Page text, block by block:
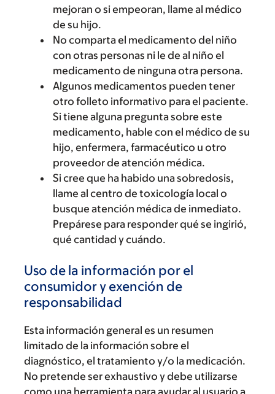
mejoran o si empeoran, llame al médico
de su hijo.
No comparta el medicamento del niño
con otras personas ni le de al niño el
medicamento de ninguna otra persona.
Algunos medicamentos pueden tener
otro folleto informativo para el paciente.
Si tiene alguna pregunta sobre este
medicamento, hable con el médico de su
hijo, enfermera, farmacéutico u otro
proveedor de atención médica.
Si cree que ha habido una sobredosis,
llame al centro de toxicología local o
busque atención médica de inmediato.
Prepárese para responder qué se ingirió,
qué cantidad y cuándo.
Uso de la información por el
consumidor y exención de
responsabilidad
Esta información general es un resumen
limitado de la información sobre el
diagnóstico, el tratamiento y/o la medicación.
No pretende ser exhaustivo y debe utilizarse
como una herramienta para ayudar al usuario a